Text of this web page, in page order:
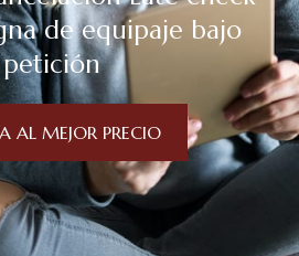
de equipaje bajo
petición
AL MEJOR PRECIO